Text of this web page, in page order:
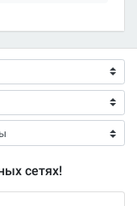
сетях!